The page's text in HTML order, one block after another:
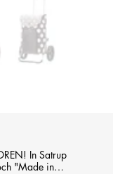
In Satrup
"Made in